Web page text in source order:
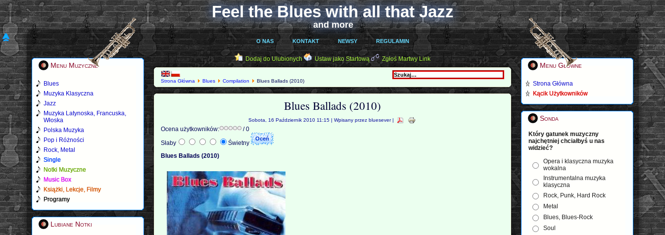
Feel the Blues with all that Jazz
and more
O NAS KONTAKT NEWSY REGULAMIN
Menu Muzyczne
Blues
Muzyka Klasyczna
Jazz
Muzyka Latynoska, Francuska,
Włoska
Polska Muzyka
Pop i Różności
Rock, Metal
Single
Notki Muzyczne
Music Box
Książki, Lekcje, Filmy
Programy
Lubiane Notki
Dodaj do Ulubionych Ustaw jako Startową Zgłoś Martwy Link
Strona Główna Blues Compilation Blues Ballads (2010)
Blues Ballads (2010)
Sobota, 16 Październik 2010 11:15 | Wpisany przez bluesever |
Ocena użytkowników:
/ 0
Słaby
Świetny
Blues Ballads (2010)
Menu Główne
Strona Główna
Kącik Użytkowników
Sonda
Który gatunek muzyczny
najchętniej chciałbyś u nas
widzieć?
Opera i klasyczna muzyka
wokalna
Instrumentalna muzyka
klasyczna
Rock, Punk, Hard Rock
Metal
Blues, Blues-Rock
Soul